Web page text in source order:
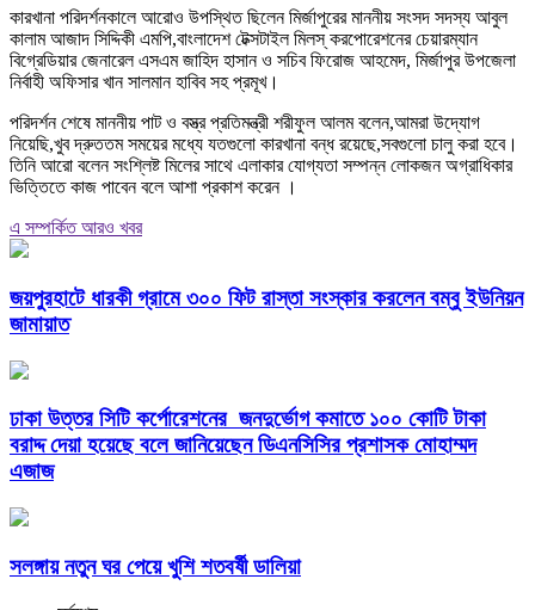
কারখানা পরিদর্শনকালে আরোও উপস্থিত ছিলেন মির্জাপুরের মাননীয় সংসদ সদস্য আবুল
কালাম আজাদ সিদ্দিকী এমপি,বাংলাদেশ টেক্সটাইল মিলস্ করপোরেশনের চেয়ারম্যান
বিগ্রেডিয়ার জেনারেল এসএম জাহিদ হাসান ও সচিব ফিরোজ আহমেদ, মির্জাপুর উপজেলা
নির্বাহী অফিসার খান সালমান হাবিব সহ প্রমূখ।
পরিদর্শন শেষে মাননীয় পাট ও বস্ত্র প্রতিমন্ত্রী শরীফুল আলম বলেন,আমরা উদ্যোগ
নিয়েছি,খুব দ্রুততম সময়ের মধ্যে যতগুলো কারখানা বন্ধ রয়েছে,সবগুলো চালু করা হবে।
তিনি আরো বলেন সংশ্লিষ্ট মিলের সাথে এলাকার যোগ্যতা সম্পন্ন লোকজন অগ্রাধিকার
ভিত্তিতে কাজ পাবেন বলে আশা প্রকাশ করেন ।
এ সম্পর্কিত আরও খবর
জয়পুরহাটে ধারকী গ্রামে ৩০০ ফিট রাস্তা সংস্কার করলেন বম্বু ইউনিয়ন
জামায়াত
ঢাকা উত্তর সিটি কর্পোরেশনের জনদুর্ভোগ কমাতে ১০০ কোটি টাকা
বরাদ্দ দেয়া হয়েছে বলে জানিয়েছেন ডিএনসিসির প্রশাসক মোহাম্মদ
এজাজ
সলঙ্গায় নতুন ঘর পেয়ে খুশি শতবর্ষী ডালিয়া